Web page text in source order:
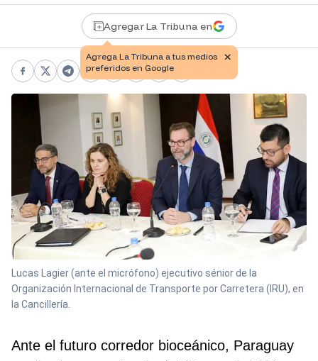
Agregar La Tribuna en
Facebook
X Telegram
WhatsApp
Pinterest
LinkedIn
PrintCopy link
Lucas Lagier (ante el micrófono) ejecutivo sénior de la
Organización Internacional de Transporte por Carretera (IRU), en
la Cancillería.
Ante el futuro corredor bioceánico, Paraguay